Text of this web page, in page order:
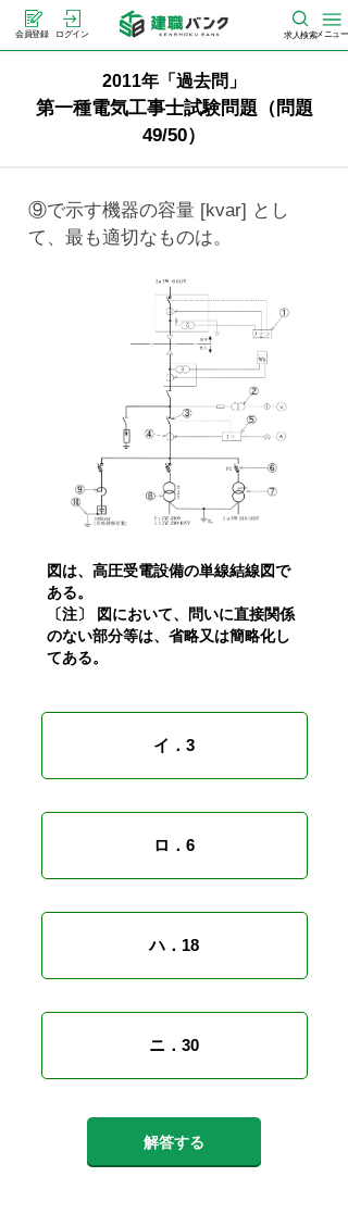
会員登録 ログイン 求人検索メニュー
2011年「過去問」
第一種電気工事士試験問題（問題
49/50）
⑨で示す機器の容量 [kvar] とし
て、最も適切なものは。
図は、高圧受電設備の単線結線図で
ある。
〔注〕 図において、問いに直接関係
のない部分等は、省略又は簡略化し
てある。
イ．3
ロ．6
ハ．18
ニ．30
解答する